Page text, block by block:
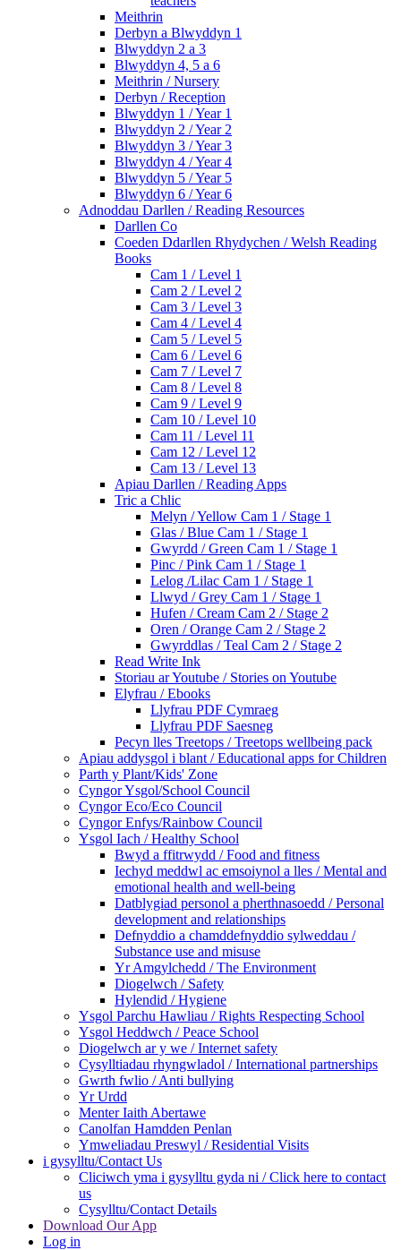
Meithrin
Derbyn a Blwyddyn 1
Blwyddyn 2 a 3
Blwyddyn 4, 5 a 6
Meithrin / Nursery
Derbyn / Reception
Blwyddyn 1 / Year 1
Blwyddyn 2 / Year 2
Blwyddyn 3 / Year 3
Blwyddyn 4 / Year 4
Blwyddyn 5 / Year 5
Blwyddyn 6 / Year 6
Adnoddau Darllen / Reading Resources
Darllen Co
Coeden Ddarllen Rhydychen / Welsh Reading
Books
Cam 1 / Level 1
Cam 2 / Level 2
Cam 3 / Level 3
Cam 4 / Level 4
Cam 5 / Level 5
Cam 6 / Level 6
Cam 7 / Level 7
Cam 8 / Level 8
Cam 9 / Level 9
Cam 10 / Level 10
Cam 11 / Level 11
Cam 12 / Level 12
Cam 13 / Level 13
Apiau Darllen / Reading Apps
Tric a Chlic
Melyn / Yellow Cam 1 / Stage 1
Glas / Blue Cam 1 / Stage 1
Gwyrdd / Green Cam 1 / Stage 1
Pinc / Pink Cam 1 / Stage 1
Lelog /Lilac Cam 1 / Stage 1
Llwyd / Grey Cam 1 / Stage 1
Hufen / Cream Cam 2 / Stage 2
Oren / Orange Cam 2 / Stage 2
Gwyrddlas / Teal Cam 2 / Stage 2
Read Write Ink
Storiau ar Youtube / Stories on Youtube
Elyfrau / Ebooks
Llyfrau PDF Cymraeg
Llyfrau PDF Saesneg
Pecyn lles Treetops / Treetops wellbeing pack
Apiau addysgol i blant / Educational apps for Children
Parth y Plant/Kids' Zone
Cyngor Ysgol/School Council
Cyngor Eco/Eco Council
Cyngor Enfys/Rainbow Council
Ysgol Iach / Healthy School
Bwyd a ffitrwydd / Food and fitness
Iechyd meddwl ac emsoiynol a lles / Mental and
emotional health and well-being
Datblygiad personol a pherthnasoedd / Personal
development and relationships
Defnyddio a chamddefnyddio sylweddau /
Substance use and misuse
Yr Amgylchedd / The Environment
Diogelwch / Safety
Hylendid / Hygiene
Ysgol Parchu Hawliau / Rights Respecting School
Ysgol Heddwch / Peace School
Diogelwch ar y we / Internet safety
Cysylltiadau rhyngwladol / International partnerships
Gwrth fwlio / Anti bullying
Yr Urdd
Menter Iaith Abertawe
Canolfan Hamdden Penlan
Ymweliadau Preswyl / Residential Visits
i gysylltu/Contact Us
Cliciwch yma i gysylltu gyda ni / Click here to contact
us
Cysylltu/Contact Details
Download Our App
Log in